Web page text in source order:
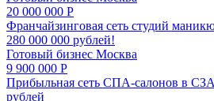
20 000 000 Р
Франчайзинговая сеть студий
280 000 000 рублей!
Готовый бизнес Москва
9 900 000 Р
Прибыльная сеть СПА-салонов в
рублей